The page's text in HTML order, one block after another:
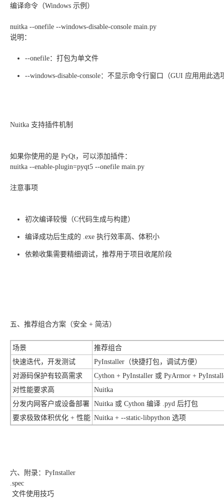
编译命令（Windows 示例）
nuitka --onefile --windows-disable-console main.py
说明：
--onefile：打包为单文件
--windows-disable-console：不显示命令行窗口（GUI 应用用此选
Nuitka 支持插件机制
如果你使用的是 PyQt，可以添加插件：
nuitka --enable-plugin=pyqt5 --onefile main.py
注意事项
初次编译较慢（C代码生成与构建）
编译成功后生成的 .exe 执行效率高、体积小
依赖收集需要精细调试，推荐用于项目收尾阶段
五、推荐组合方案（安全 + 简洁）
场景
推荐组合
快速迭代，开发测试
PyInstaller（快捷打包，调试方便）
对源码保护有较高需求
Cython + PyInstaller 或 PyArmor +
对性能要求高
Nuitka
分发内网客户或设备部署 Nuitka 或 Cython 编译 .pyd 后打包
要求极致体积优化 + 性能 Nuitka + --static-libpython 选项
六、附录：PyInstaller
.spec
文件使用技巧